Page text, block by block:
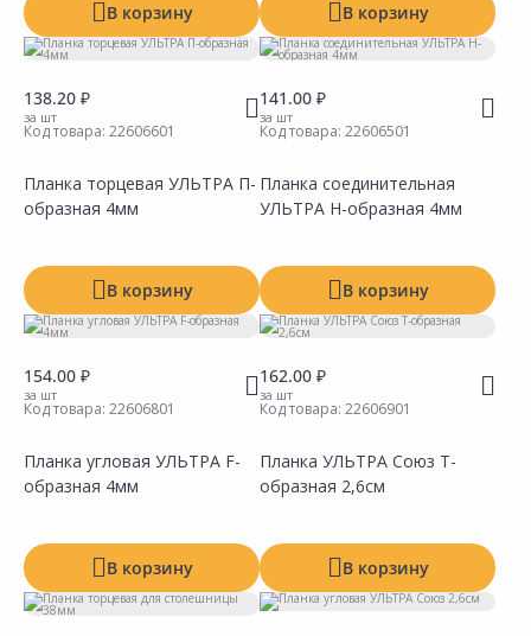
В корзину В корзину
138.20 ₽
за шт
Код товара: 22606601
Планка торцевая УЛЬТРА П-
образная 4мм
В корзину
141.00 ₽
за шт
Код товара: 22606501
Планка соединительная
УЛЬТРА Н-образная 4мм
В корзину
154.00 ₽
за шт
Код товара: 22606801
Планка угловая УЛЬТРА F-
образная 4мм
В корзину
162.00 ₽
за шт
Код товара: 22606901
Планка УЛЬТРА Союз Т-
образная 2,6см
В корзину